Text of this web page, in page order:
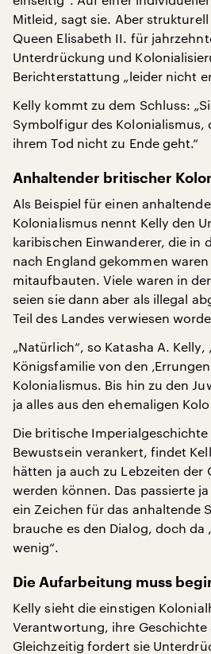
Mitleid, sagt sie. Aber
Queen Elisabeth II. für
Unterdrückung und
Berichterstattung „leider nicht
Kelly kommt zu dem Schluss:
Symbolfigur des Kolonialismus,
ihrem Tod nicht zu Ende geht.“
Anhaltender britischer
Als Beispiel für einen
Kolonialismus nennt Kelly den
karibischen Einwanderer, die in
nach England gekommen
mitaufbauten. Viele waren in
seien sie dann aber als illegal
Teil des Landes verwiesen
„Natürlich“, so Katasha A.
Königsfamilie von den
Kolonialismus. Bis hin zu den
ja alles aus den ehemaligen
Die britische
Bewustsein verankert, findet
hätten ja auch zu Lebzeiten der
werden können. Das passierte
ein Zeichen für das anhaltende
brauche es den Dialog, doch da
wenig“.
Die Aufarbeitung muss
Kelly sieht die einstigen
Verantwortung, ihre
Gleichzeitig fordert sie